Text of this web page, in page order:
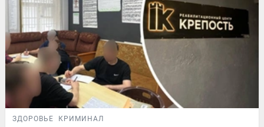
ЗДОРОВЬЕ КРИМИНАЛ